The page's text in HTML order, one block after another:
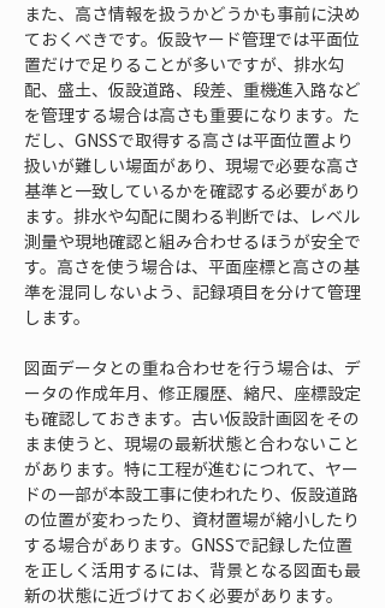
また、高さ情報を扱うかどうかも事前に決め
ておくべきです。仮設ヤード管理では平面位
置だけで足りることが多いですが、排水勾
配、盛土、仮設道路、段差、重機進入路など
を管理する場合は高さも重要になります。た
だし、GNSSで取得する高さは平面位置より
扱いが難しい場面があり、現場で必要な高さ
基準と一致しているかを確認する必要があり
ます。排水や勾配に関わる判断では、レベル
測量や現地確認と組み合わせるほうが安全で
す。高さを使う場合は、平面座標と高さの基
準を混同しないよう、記録項目を分けて管理
します。
図面データとの重ね合わせを行う場合は、デ
ータの作成年月、修正履歴、縮尺、座標設定
も確認しておきます。古い仮設計画図をその
まま使うと、現場の最新状態と合わないこと
があります。特に工程が進むにつれて、ヤー
ドの一部が本設工事に使われたり、仮設道路
の位置が変わったり、資材置場が縮小したり
する場合があります。GNSSで記録した位置
を正しく活用するには、背景となる図面も最
新の状態に近づけておく必要があります。